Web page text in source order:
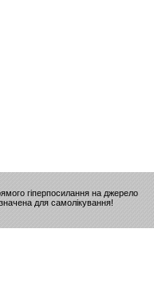
гіперпосилання на джерело
для самолікування!